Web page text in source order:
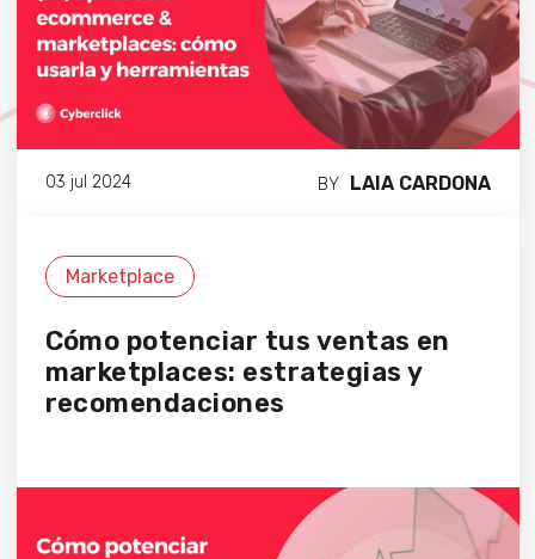
03 jul 2024 BY LAIA CARDONA
Marketplace
Cómo potenciar tus ventas en
marketplaces: estrategias y
recomendaciones